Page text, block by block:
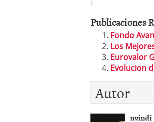
Publicaciones
Fondo
Los
Eurovalor
Evolucion
Autor
nvindi